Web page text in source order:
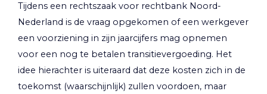
Tijdens een rechtszaak voor rechtbank Noord-
Nederland is de vraag opgekomen of een werkgever
een voorziening in zijn jaarcijfers mag opnemen
voor een nog te betalen transitievergoeding. Het
idee hierachter is uiteraard dat deze kosten zich in de
toekomst (waarschijnlijk) zullen voordoen, maar